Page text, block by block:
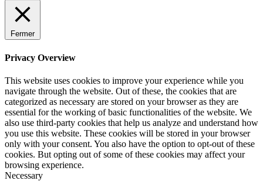
Fermer
Privacy Overview
This website uses cookies to improve your experience while you
navigate through the website. Out of these, the cookies that are
categorized as necessary are stored on your browser as they are
essential for the working of basic functionalities of the website. We
also use third-party cookies that help us analyze and understand how
you use this website. These cookies will be stored in your browser
only with your consent. You also have the option to opt-out of these
cookies. But opting out of some of these cookies may affect your
browsing experience.
Necessary